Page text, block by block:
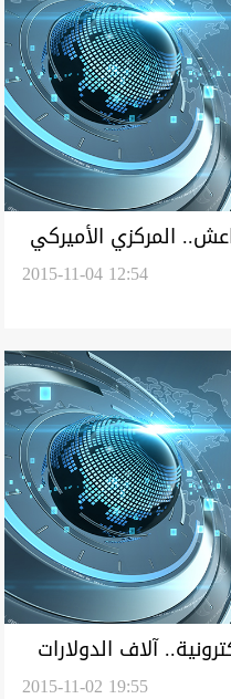
المركزي الأميركي
2015-11-04 12:54
آلاف الدولارات
2015-11-02 19:55